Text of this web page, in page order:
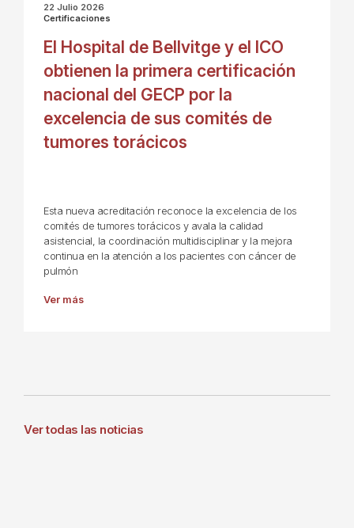
22 Julio 2026
Certificaciones
El Hospital de Bellvitge y el ICO
obtienen la primera certificación
nacional del GECP por la
excelencia de sus comités de
tumores torácicos
Esta nueva acreditación reconoce la excelencia de los
comités de tumores torácicos y avala la calidad
asistencial, la coordinación multidisciplinar y la mejora
continua en la atención a los pacientes con cáncer de
pulmón
Ver más
Ver todas las noticias